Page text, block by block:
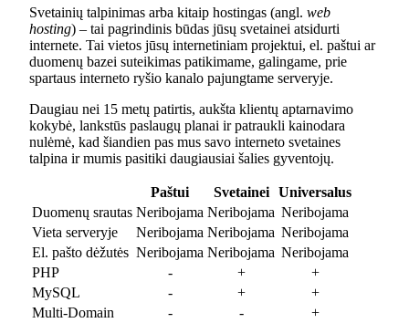
Svetainių talpinimas arba kitaip hostingas (angl. web
hosting) – tai pagrindinis būdas jūsų svetainei atsidurti
internete. Tai vietos jūsų internetiniam projektui, el. paštui ar
duomenų bazei suteikimas patikimame, galingame, prie
spartaus interneto ryšio kanalo pajungtame serveryje.
Daugiau nei 15 metų patirtis, aukšta klientų aptarnavimo
kokybė, lankstūs paslaugų planai ir patraukli kainodara
nulėmė, kad šiandien pas mus savo interneto svetaines
talpina ir mumis pasitiki daugiausiai šalies gyventojų.
Paštui Svetainei
Universalus
Duomenų srautas Neribojama Neribojama Neribojama
Vieta serveryje
Neribojama Neribojama Neribojama
El. pašto dėžutės Neribojama Neribojama Neribojama
PHP
- +
+
MySQL
- +
+
Multi-Domain
- -
+